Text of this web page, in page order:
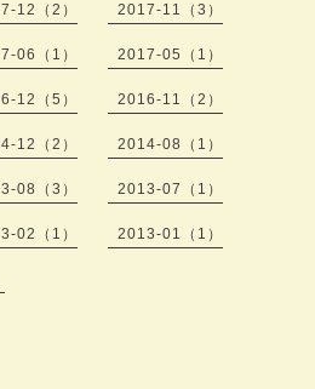
12（2） 2017-11（3）
06（1） 2017-05（1）
12（5） 2016-11（2）
12（2） 2014-08（1）
08（3） 2013-07（1）
02（1） 2013-01（1）